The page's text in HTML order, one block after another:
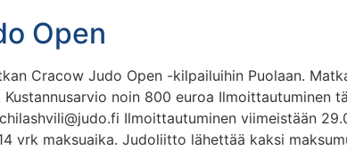
Open
Cracow Judo Open -kilpailuihin Puolaan.
noin 800 euroa Ilmoittautuminen
Ilmoittautuminen viimeistään
vrk maksuaika. Judoliitto lähettää kaksi